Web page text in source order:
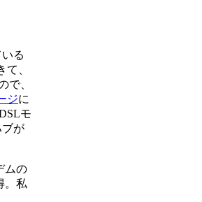
る
、
で、
ジに
モ
ブが
ムの
。私